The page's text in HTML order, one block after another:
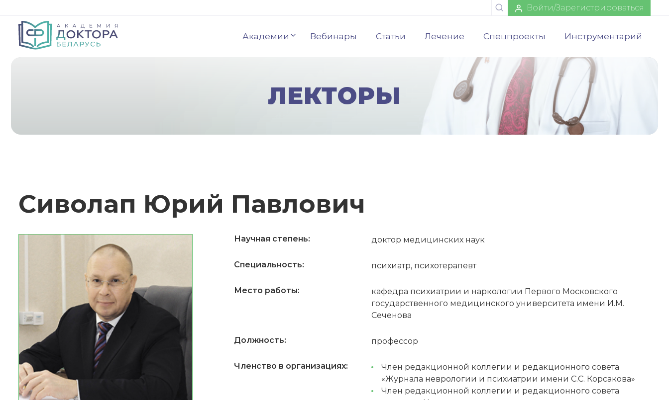
Войти/Зарегистрироваться
Академии Вебинары Статьи Лечение Спецпроекты Инструментарий
ЛЕКТОРЫ
Сиволап Юрий Павлович
Научная степень: доктор медицинских наук
Специальность: психиатр, психотерапевт
Место работы:
кафедра психиатрии и наркологии Первого Московского
государственного медицинского университета имени И.М.
Сеченова
Должность: профессор
Членство в организациях:
Член редакционной коллегии и редакционного совета
«Журнала неврологии и психиатрии имени С.С. Корсакова»
Член редакционной коллегии и редакционного совета
ЗАРЕГИСТРИРОВАТЬСЯ ВОЙТИ
Подтвердите списание баллов